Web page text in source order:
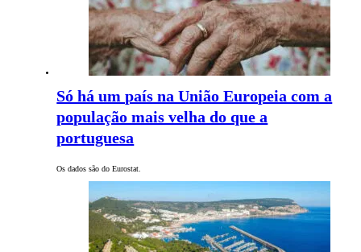
Só há um país na União Europeia com a
população mais velha do que a
portuguesa
Os dados são do Eurostat.